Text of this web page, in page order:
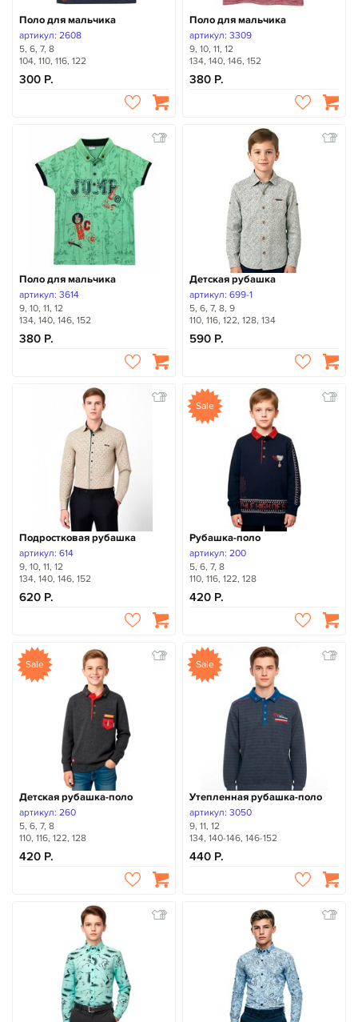
Поло для мальчика
артикул: 2608
5, 6, 7, 8
104, 110, 116, 122
300
Поло для мальчика
артикул: 3309
9, 10, 11, 12
134, 140, 146, 152
380
Поло для мальчика
артикул: 3614
9, 10, 11, 12
134, 140, 146, 152
380
Детская рубашка
артикул: 699-1
5, 6, 7, 8, 9
110, 116, 122, 128, 134
590
Подростковая рубашка
артикул: 614
9, 10, 11, 12
134, 140, 146, 152
620
Sale
Рубашка-поло
артикул: 200
5, 6, 7, 8
110, 116, 122, 128
420
Sale
Детская рубашка-поло
артикул: 260
5, 6, 7, 8
110, 116, 122, 128
420
Sale
Утепленная рубашка-поло
артикул: 3050
9, 11, 12
134, 140-146, 146-152
440